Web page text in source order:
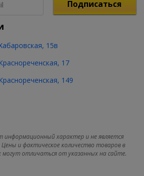
Подписаться
15в
17
149
информационный характер и не является
и фактическое количество товаров в
могут отличаться от указанных на сайте.